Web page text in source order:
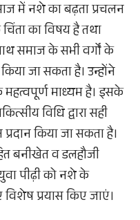
में नशे का बढ़ता प्रचलन
का विषय है तथा
समाज के सभी वर्गों के
जा सकता है। उन्होंने
माध्यम है। इसके
विधि द्वारा सही
किया जा सकता है।
बनीखेत व डलहौजी
पीढ़ी को नशे के
प्रयास किए जाएं।